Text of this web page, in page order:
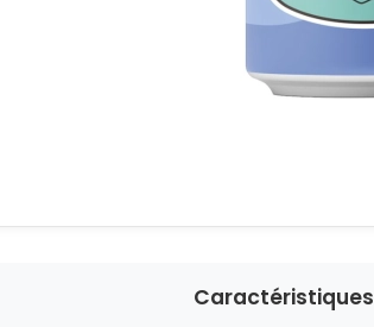
Caractéristiques